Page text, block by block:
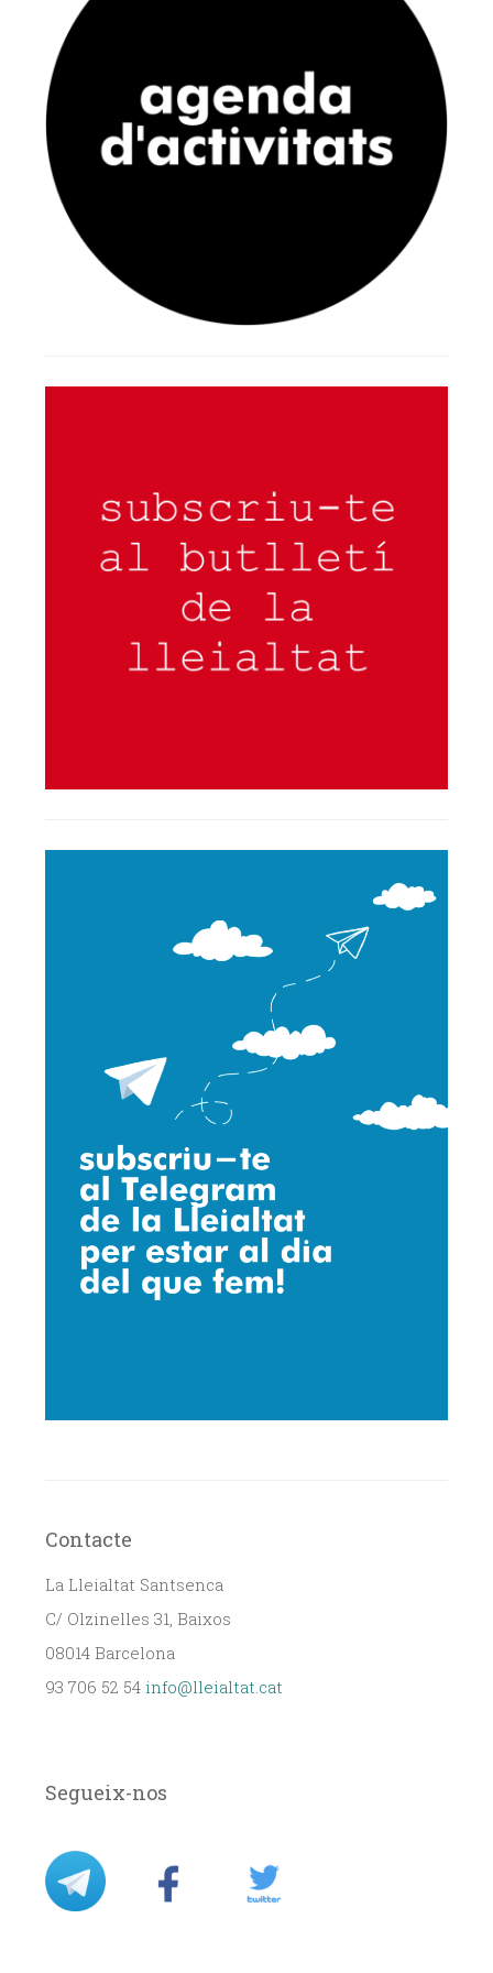
Contacte
La Lleialtat Santsenca
C/ Olzinelles 31, Baixos
08014 Barcelona
93 706 52 54 info@lleialtat.cat
Segueix-nos